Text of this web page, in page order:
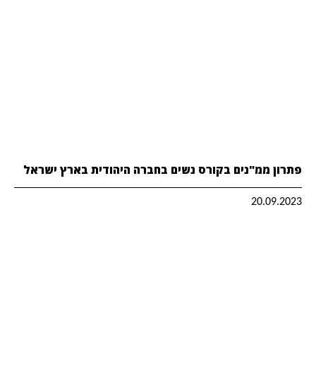
פתרון ממ"נים בקורס נשים בחברה היהודית בארץ ישראל
20.09.2023